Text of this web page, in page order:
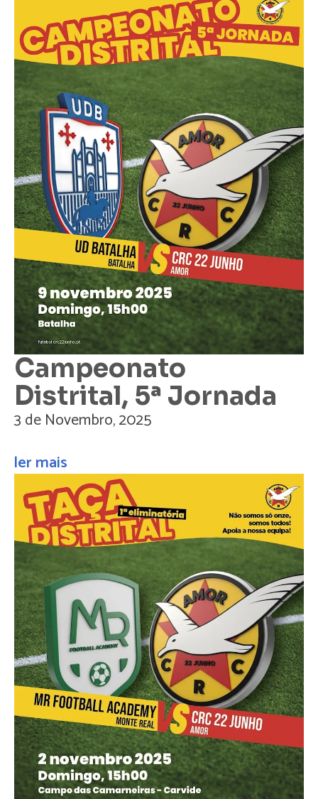
Campeonato
Distrital, 5ª Jornada
3 de Novembro, 2025
ler mais